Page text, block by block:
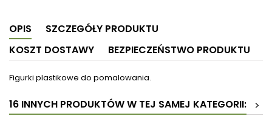
OPIS
SZCZEGÓŁY PRODUKTU
KOSZT DOSTAWY
BEZPIECZEŃSTWO PRODUKTU
Figurki plastikowe do pomalowania.
16 INNYCH PRODUKTÓW W TEJ SAMEJ KATEGORII:
>